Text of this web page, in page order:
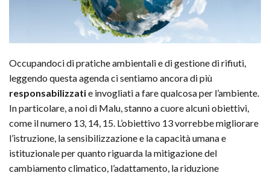
Occupandoci di pratiche ambientali e di gestione di rifiuti,
leggendo questa agenda ci sentiamo ancora di più
responsabilizzatie invogliati a fare qualcosa per l’ambiente.
In particolare, a noi di Malu, stanno a cuore alcuni obiettivi,
come il numero 13, 14, 15. L’obiettivo 13 vorrebbe migliorare
l’istruzione, la sensibilizzazione e la capacità umana e
istituzionale per quanto riguarda la mitigazione del
cambiamento climatico, l’adattamento, la riduzione